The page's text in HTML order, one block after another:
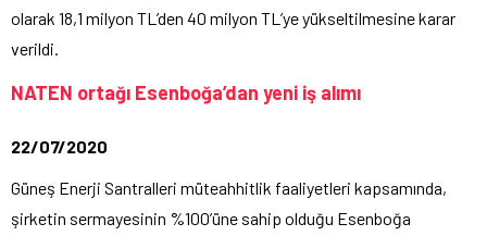
olarak 18,1 milyon TL’den 40 milyon TL’ye yükseltilmesine karar
verildi.
NATEN ortağı Esenboğa’dan yeni iş alımı
22/07/2020
Güneş Enerji Santralleri müteahhitlik faaliyetleri kapsamında,
şirketin sermayesinin %100’üne sahip olduğu Esenboğa